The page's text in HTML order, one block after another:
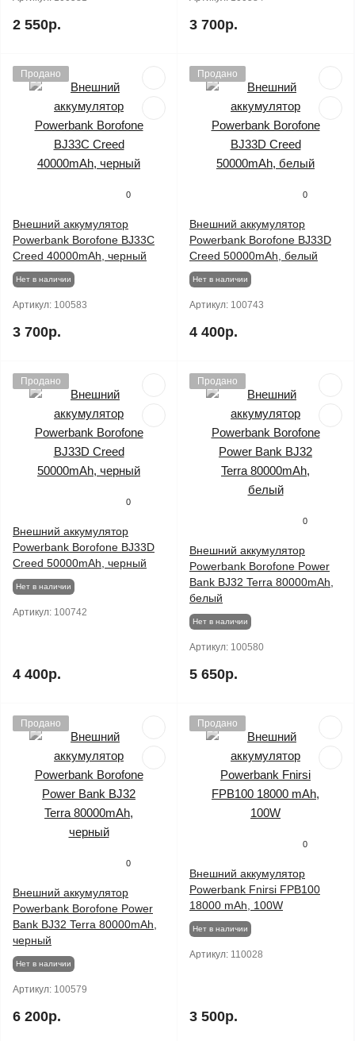
2 550р. 3 700р.
Продано
0
Внешний аккумулятор
Powerbank Borofone BJ33C
Creed 40000mAh, черный
Нет в наличии
Артикул: 100583
3 700р.
Продано
0
Внешний аккумулятор
Powerbank Borofone BJ33D
Creed 50000mAh, белый
Нет в наличии
Артикул: 100743
4 400р.
Продано
0
Внешний аккумулятор
Powerbank Borofone BJ33D
Creed 50000mAh, черный
Нет в наличии
Артикул: 100742
4 400р.
Продано
0
Внешний аккумулятор
Powerbank Borofone Power
Bank BJ32 Terra 80000mAh,
белый
Нет в наличии
Артикул: 100580
5 650р.
Продано
0
Внешний аккумулятор
Powerbank Borofone Power
Bank BJ32 Terra 80000mAh,
черный
Нет в наличии
Артикул: 100579
6 200р.
Продано
0
Внешний аккумулятор
Powerbank Fnirsi FPB100
18000 mAh, 100W
Нет в наличии
Артикул: 110028
3 500р.